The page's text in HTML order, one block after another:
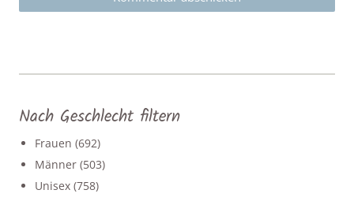
Nach Geschlecht filtern
Frauen (692)
Männer (503)
Unisex (758)